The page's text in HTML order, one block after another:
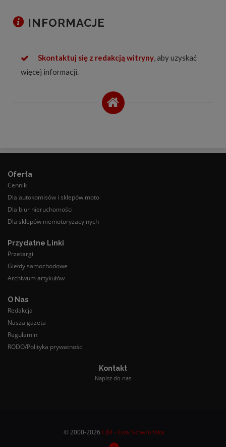
INFORMACJE
Skontaktuj się z redakcją witryny, aby uzyskać
więcej informacji.
Oferta
Cennik
Dla autokomisów i sklepów moto
Dla biur nieruchomości
Dla sklepów niemotoryzacyjnych
Przydatne Linki
Przetargi
Giełdy samochodowe
Archiwum artykułów
O Nas
Redakcja
Nasza gazeta
Regulamin
RODO/Polityka prywatności
Kontakt
Napisz do nas
© 2000-2026 EJM - Ewa Skowrońska